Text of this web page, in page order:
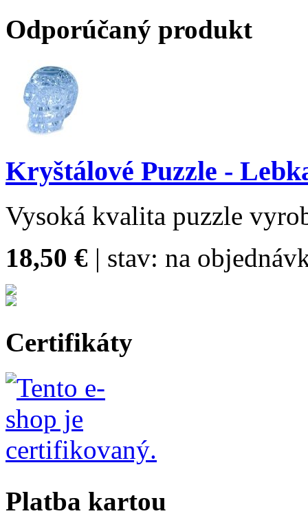
Odporúčaný produkt
Kryštálové Puzzle -
Vysoká kvalita puzzle
18,50 € | stav: na
Certifikáty
Platba kartou